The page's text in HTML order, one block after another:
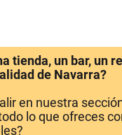
tienda, un bar, un
de Navarra?
en nuestra
lo que ofreces